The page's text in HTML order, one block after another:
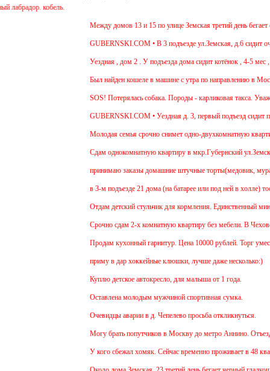
кобель.
Между домов 13 и 15 по улице Земская третий день бегает
GUBERNSKI.COM • В 3 подъезде ул.Земская, д.6 сидит
Уездная , дом 2 . У подъезда дома сидит котёнок , 4-5 мес ,
Был найден кошеле в машине с утра по направлению в
SOS! Потерялась собака. Породы - карликовая такса.
GUBERNSKI.COM • Уездная д. 3, первый подъезд
Молодая семья срочно снимет одно-двухкомнатную
Cдам однокомнатную квартиру в мкр.Губернский
принимаю заказы домашние штучные торты(медовик,
в 3-м подъезде 21 дома (на батарее или под ней в холле)
Отдам детский стульчик для кормления. Единственный
Срочно сдам 2-х комнатную квартиру без мебели. В Чехове
Продам кухонный гарнитур. Цена 10000 рублей. Торг
приму в дар хоккейные клюшки, лучше даже несколько:)
Куплю детское автокресло, для малыша от 1 года.
Оставлена молодым мужчиной спортивная сумка.
Очевидцы аварии в д. Чепелево просьба откликнуться.
Могу брать попутчиков в Москву до метро Аннино.
У кого сбежал хомяк. Сейчас временно проживает в 48